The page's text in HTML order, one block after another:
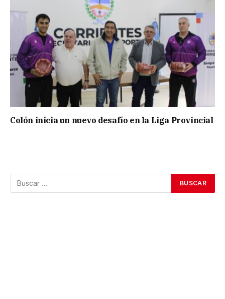
Colón inicia un nuevo desafío en la Liga Provincial